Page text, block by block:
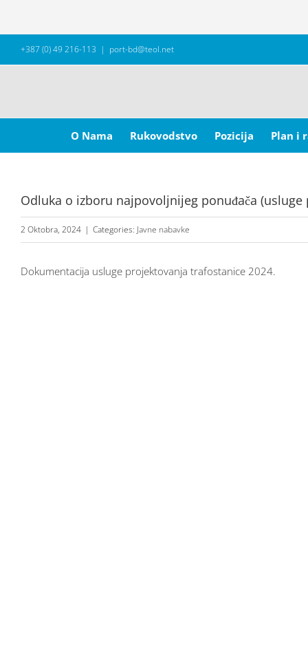
+387 (0) 49 216-113 | port-bd@teol.net
for:
O Nama
Rukovodstvo Pozicija Plan i
Odluka o izboru najpovoljnijeg ponuđača
2 Oktobra, 2024 | Categories: Javne nabavke
Dokumentacija usluge projektovanja trafostanice 2024.